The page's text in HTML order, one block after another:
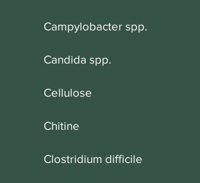
Campylobacter spp.
Candida spp.
Cellulose
Chitine
Clostridium difficile